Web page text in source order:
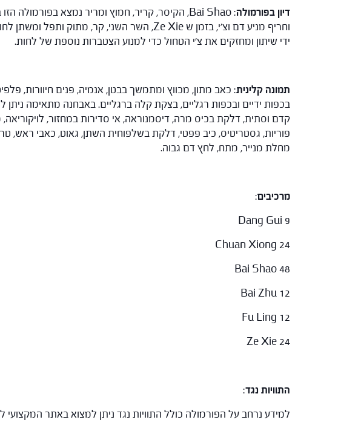
דיון בפורמולה
ידי שיתון ומחזקים את צ'י הטחול כדי למנוע הצטברות נוספת של לחות.
תמונה קלינית: כאב מתון, מכווץ ומתמשך בבטן, אנמיה, פנים חיוורות,
בכפות ידיים ובכפות רגליים, בצקת קלה ברגליים. באבחנה מתאימה ניתן
קדם וסתית, דלקת בכיס מרה, דיסמנוראה, אי סדירות במחזור, לויקוריאה,
פוריות, גסטריטיס, כיב פפטי, דלקת בשלפוחית השתן, גאוט, כאבי ראש,
מחלת מנייר, מתח, לחץ דם גבוה.
מרכיבים:
Dang Gui 9
Chuan Xiong 24
Bai Shao 48
Bai Zhu 12
Fu Ling 12
Ze Xie 24
התוויות נגד:
למידע נרחב על הפורמולה כולל התוויות נגד ניתן למצוא באתר המקצועי